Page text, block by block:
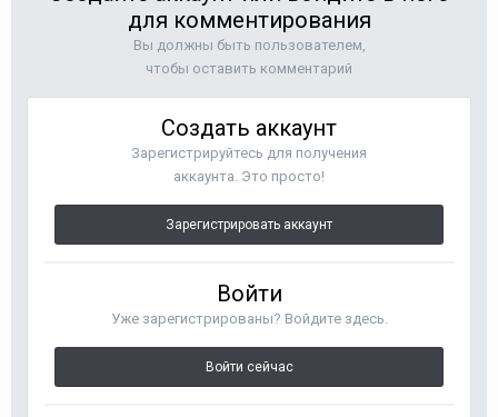
для комментирования
Вы должны быть пользователем,
чтобы оставить комментарий
Создать аккаунт
Зарегистрируйтесь для получения
аккаунта. Это просто!
Зарегистрировать аккаунт
Войти
Уже зарегистрированы? Войдите здесь.
Войти сейчас